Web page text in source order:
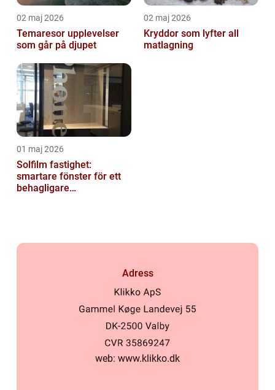
02 maj 2026
Temaresor upplevelser
som går på djupet
02 maj 2026
Kryddor som lyfter all
matlagning
01 maj 2026
Solfilm fastighet:
smartare fönster för ett
behagligare
Adress
web: www.klikko.dk